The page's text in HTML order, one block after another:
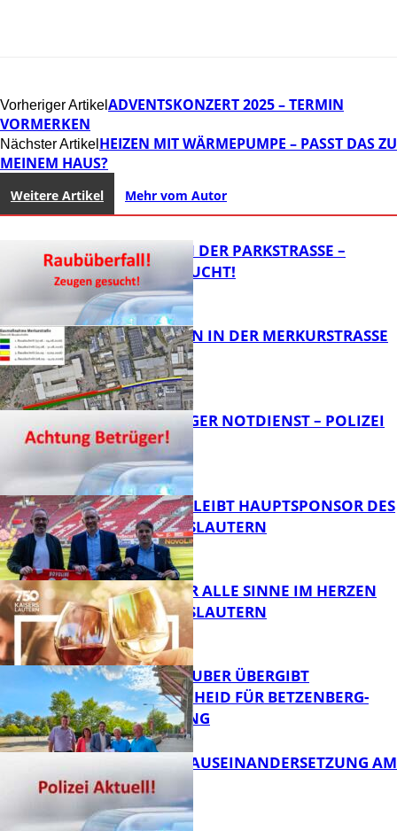
Vorheriger Artikel ADVENTSKONZERT 2025 – TERMIN
VORMERKEN
Nächster Artikel HEIZEN MIT WÄRMEPUMPE – PASST DAS ZU
MEINEM HAUS?
Weitere Artikel Mehr vom Autor
FB News
ÜBERFALL IN DER PARKSTRASSE – Z
EUGEN GESUCHT!
BAUARBEITEN IN DER MERKURSTRASSE
FB News
FRAGWÜRDIGER NOTDIENST – POLIZEI
WARNT
FB News
NOVOLINE BLEIBT HAUPTSPONSOR DES
1. FC KAISERSLAUTERN
FB Kultur
GENÜSSE FÜR ALLE SINNE IM HERZEN
VON KAISERSLAUTERN
MINISTER TEUBER ÜBERGIBT
FÖRDERBESCHEID FÜR BETZENBERG-
ENTWICKLUNG
HANDFESTE AUSEINANDERSETZUNG AM
PFAFFPLATZ